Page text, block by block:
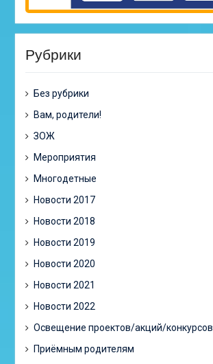
Рубрики
Без рубрики
Вам, родители!
ЗОЖ
Мероприятия
Многодетные
Новости 2017
Новости 2018
Новости 2019
Новости 2020
Новости 2021
Новости 2022
Освещение проектов/акций/конкурсов
Приёмным родителям